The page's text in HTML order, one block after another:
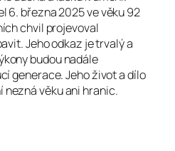
6. března 2025 ve věku 92
chvil projevoval
Jeho odkaz je trvalý a
budou nadále
generace. Jeho život a dílo
nezná věku ani hranic.